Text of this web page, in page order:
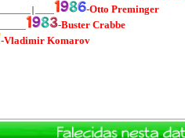
-Otto Preminger
-Buster Crabbe
-Vladimir Komarov